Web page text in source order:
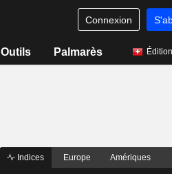
Connexion
Outils Palmarès
Indices Europe Amériques